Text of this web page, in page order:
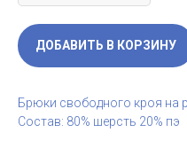
ДОБАВИТЬ В КОРЗИНУ
Брюки свободного кроя на
Состав: 80% шерсть 20% пэ